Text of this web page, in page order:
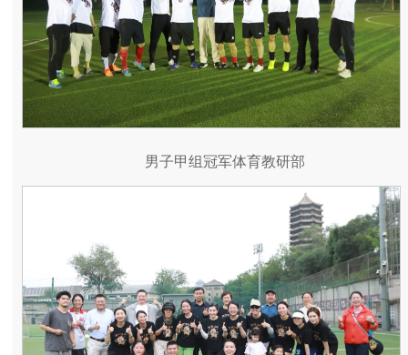
男子甲组冠军体育教研部